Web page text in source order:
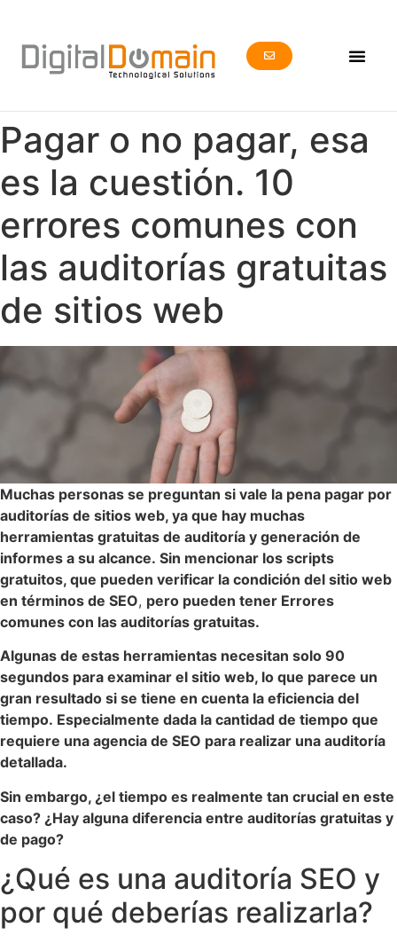
Pagar o no pagar, esa
es la cuestión. 10
errores comunes con
las auditorías gratuitas
de sitios web
Muchas personas se preguntan si vale la pena pagar por
auditorías de sitios web, ya que hay muchas
herramientas gratuitas de auditoría y generación de
informes a su alcance. Sin mencionar los scripts
gratuitos, que pueden verificar la condición del sitio web
en términos de SEO, pero pueden tener Errores
comunes con las auditorías gratuitas.
Algunas de estas herramientas necesitan solo 90
segundos para examinar el sitio web, lo que parece un
gran resultado si se tiene en cuenta la eficiencia del
tiempo. Especialmente dada la cantidad de tiempo que
requiere una agencia de SEO para realizar una auditoría
detallada.
Sin embargo, ¿el tiempo es realmente tan crucial en este
caso? ¿Hay alguna diferencia entre auditorías gratuitas y
de pago?
¿Qué es una auditoría SEO y
por qué deberías realizarla?